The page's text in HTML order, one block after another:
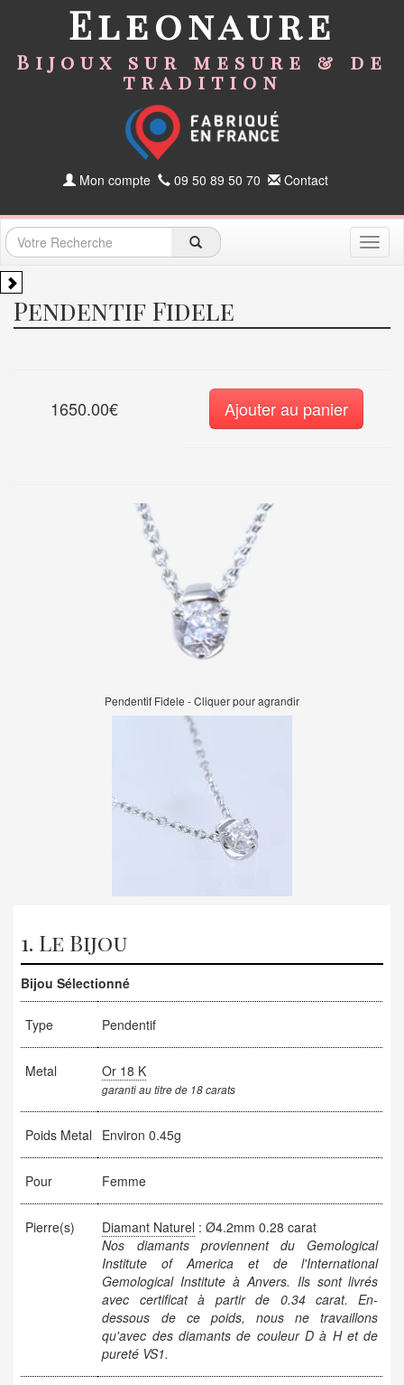
Eleonaure
Bijoux sur mesure & de
tradition
Mon compte 09 50 89 50 70 Contact
Pendentif Fidele
1650.00€ Ajouter au panier
Pendentif Fidele - Cliquer pour agrandir
1. Le Bijou
Bijou Sélectionné
Type Pendentif
Metal Or 18 K
garanti au titre de 18 carats
Poids Metal Environ 0.45g
Pour Femme
Pierre(s) Diamant Naturel : Ø4.2mm 0.28 carat
Nos diamants proviennent du Gemological
Institute of America et de l'International
Gemological Institute à Anvers. Ils sont livrés
avec certificat à partir de 0.34 carat. En-
dessous de ce poids, nous ne travaillons
qu'avec des diamants de couleur D à H et de
pureté VS1.